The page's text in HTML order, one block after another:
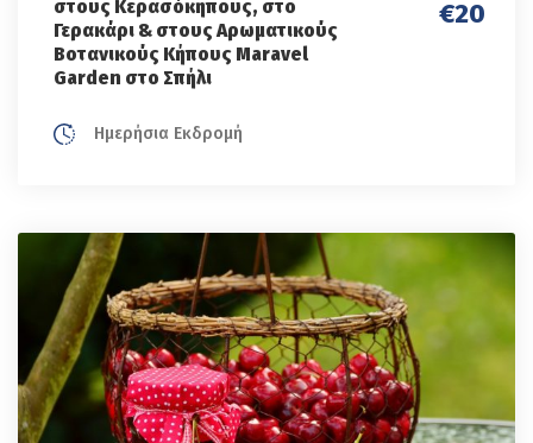
στους Κερασόκηπους, στο
Γερακάρι & στους Αρωματικούς
Boτανικούς Κήπους Μaravel
Garden στο Σπήλι
€20
Ημερήσια Εκδρομή